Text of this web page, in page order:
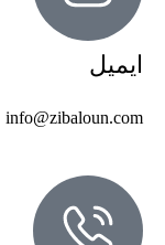
ایمیل
info@zibaloun.com